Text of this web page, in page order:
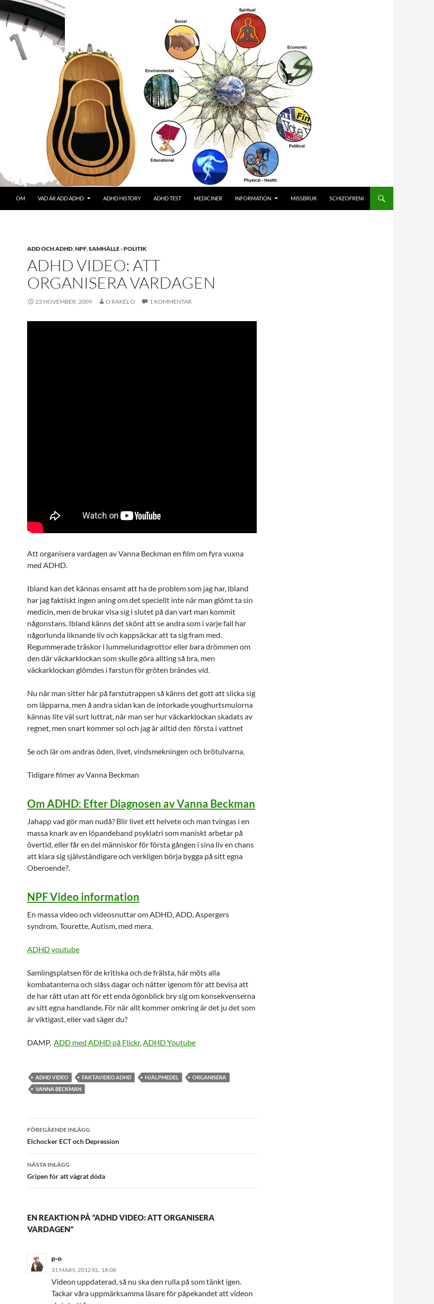
OM VAD ÄR ADD ADHD ADHD HISTORY ADHD TEST MEDICINER INFORMATION MISSBRUK SCHIZOFRENI
ADD OCH ADHD,NPF,SAMHÄLLE - POLITIK
ADHD VIDEO: ATT
ORGANISERA VARDAGEN
23 NOVEMBER, 2009 O RAKEL O 1 KOMMENTAR
Att organisera vardagen av Vanna Beckman en film om fyra vuxna
med ADHD.
Ibland kan det kännas ensamt att ha de problem som jag har, ibland
har jag faktiskt ingen aning om det speciellt inte när man glömt ta sin
medicin, men de brukar visa sig i slutet på dan vart man kommit
någonstans. Ibland känns det skönt att se andra som i varje fall har
någorlunda liknande liv och kappsäckar att ta sig fram med.
Regummerade träskor i lummelundagrottor eller bara drömmen om
den där väckarklockan som skulle göra allting så bra, men
väckarklockan glömdes i farstun för gröten brändes vid.
Nu när man sitter här på farstutrappen så känns det gott att slicka sig
om läpparna, men å andra sidan kan de intorkade youghurtsmulorna
kännas lite väl surt luttrat, när man ser hur väckarklockan skadats av
regnet, men snart kommer sol och jag är alltid den första i vattnet
Se och lär om andras öden, livet, vindsmekningen och brötulvarna.
Tidigare filmer av Vanna Beckman
Om ADHD: Efter Diagnosen av Vanna Beckman
Jahapp vad gör man nudå? Blir livet ett helvete och man tvingas i en
massa knark av en löpandeband psykiatri som maniskt arbetar på
övertid, eller får en del människor för första gången i sina liv en chans
att klara sig självständigare och verkligen börja bygga på sitt egna
Oberoende?.
NPF Video information
En massa video och videosnuttar om ADHD, ADD, Aspergers
syndrom, Tourette, Autism, med mera.
ADHD youtube
Samlingsplatsen för de kritiska och de frälsta, här möts alla
kombatanterna och slåss dagar och nätter igenom för att bevisa att
de har rätt utan att för ett enda ögonblick bry sig om konsekvenserna
av sitt egna handlande. För när allt kommer omkring är det ju det som
är viktigast, eller vad säger du?
DAMP, ADD med ADHD på Flickr,ADHD Youtube
ADHD VIDEO FAKTAVIDEO ADHD HJÄLPMEDEL
ORGANISERA
VANNA BECKMAN
Inläggsnavigering
FÖREGÅENDE INLÄGG
Elchocker ECT och Depression
NÄSTA INLÄGG
Gripen för att vägrat döda
EN REAKTION PÅ ”ADHD VIDEO: ATT ORGANISERA
VARDAGEN”
p-o
31 MARS, 2012 KL. 18:08
Videon uppdaterad, så nu ska den rulla på som tänkt igen.
Tackar våra uppmärksamma läsare för påpekandet att videon